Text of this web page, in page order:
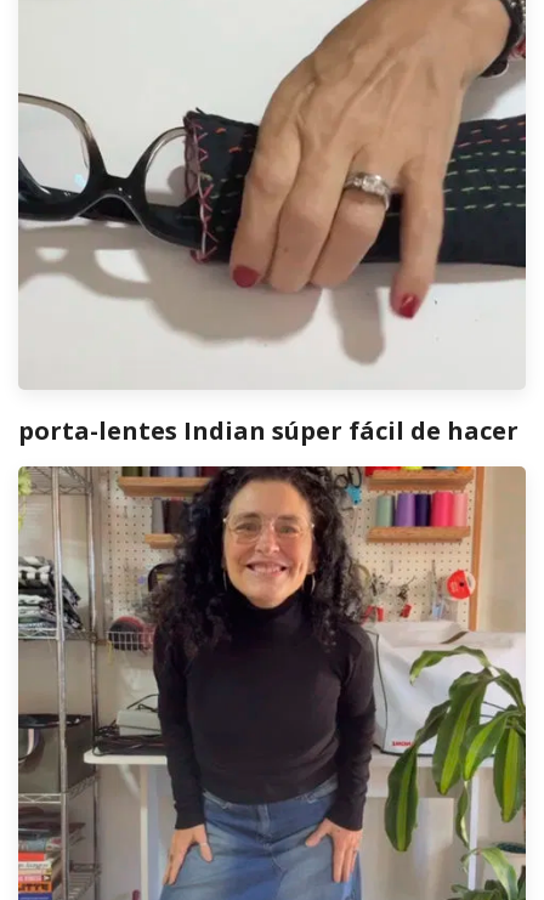
porta-lentes Indian súper fácil de hacer